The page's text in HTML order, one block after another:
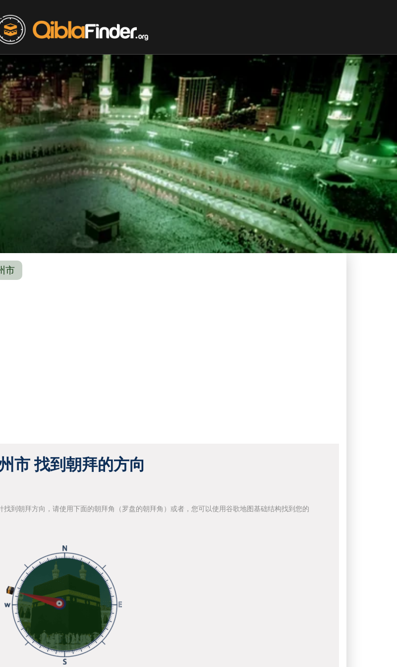
市
市 找到朝拜的方向
到朝拜方向，请使用下面的朝拜角（罗盘的朝拜角）或者，您可以使用谷歌地图基础结构找到您的